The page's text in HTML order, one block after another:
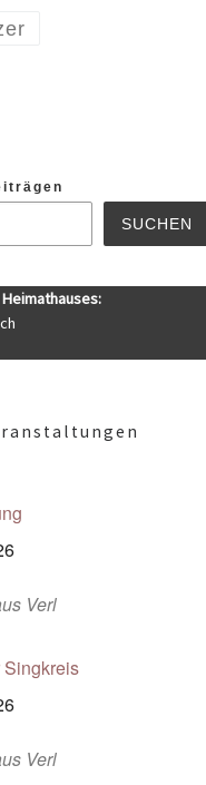
SUCHEN
Verl
Singkreis
Verl